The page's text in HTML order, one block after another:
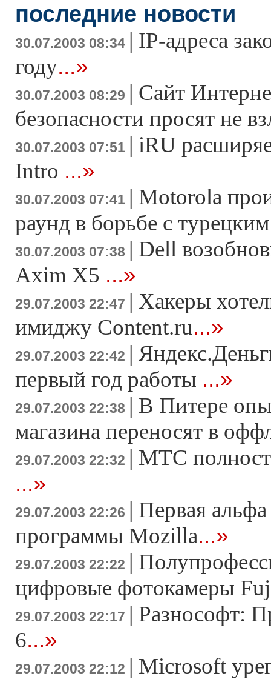
последние новости
30.07.2003 08:34 | IP-адреса
году...»
30.07.2003 08:29 | Сайт
безопасности просят не
30.07.2003 07:51 | iRU
Intro ...»
30.07.2003 07:41 | Motorola
раунд в борьбе с
30.07.2003 07:38 | Dell
Axim X5 ...»
29.07.2003 22:47 | Хакеры
имиджу Content.ru...»
29.07.2003 22:42 |
первый год работы ...»
29.07.2003 22:38 | В Питере
магазина переносят в
29.07.2003 22:32 | МТС
...»
29.07.2003 22:26 | Первая
программы Mozilla...»
29.07.2003 22:22 |
цифровые фотокамеры
29.07.2003 22:17 | Разнософт:
6...»
29.07.2003 22:12 | Microsoft